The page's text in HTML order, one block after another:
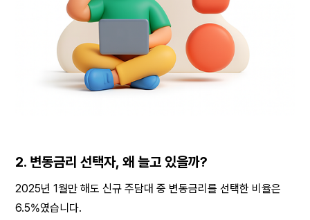
2. 변동금리 선택자, 왜 늘고 있을까?
2025년 1월만 해도 신규 주담대 중 변동금리를 선택한 비율은
6.5%였습니다.